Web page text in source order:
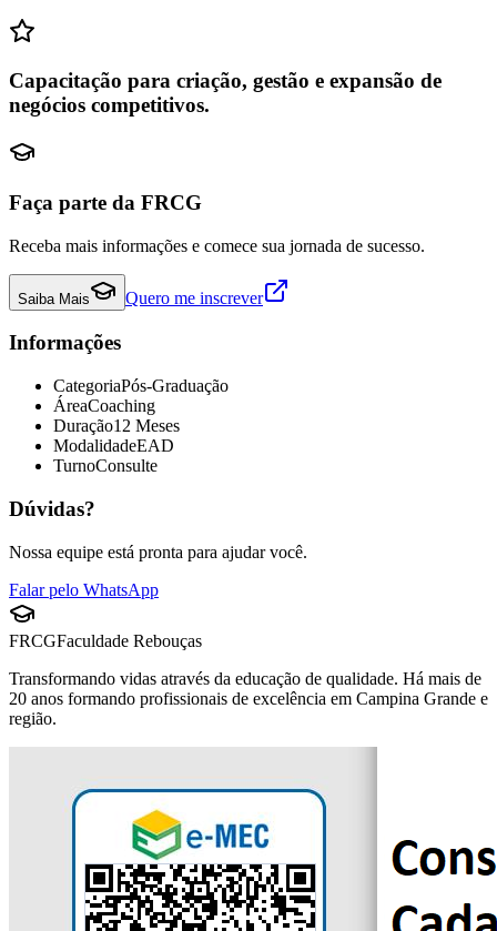
Capacitação para criação, gestão e expansão de
negócios competitivos.
Faça parte da FRCG
Receba mais informações e comece sua jornada de sucesso.
Saiba Mais Quero me inscrever
Informações
CategoriaPós-Graduação
ÁreaCoaching
Duração12 Meses
ModalidadeEAD
TurnoConsulte
Dúvidas?
Nossa equipe está pronta para ajudar você.
Falar pelo WhatsApp
FRCGFaculdade Rebouças
Transformando vidas através da educação de qualidade. Há mais de
20 anos formando profissionais de excelência em Campina Grande e
região.